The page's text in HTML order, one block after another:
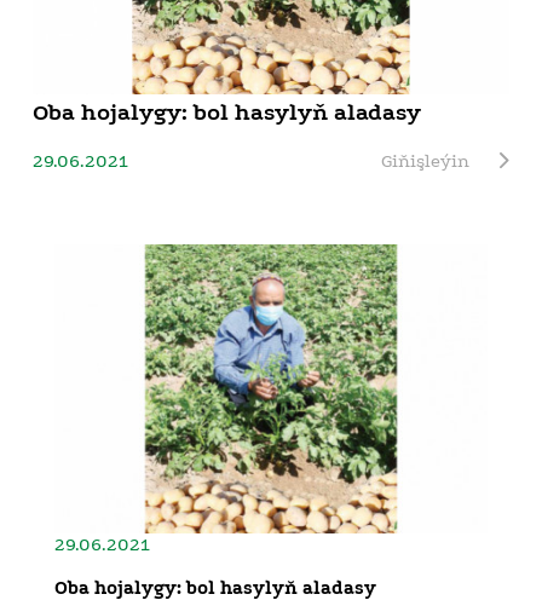
Oba hojalygy: bol hasylyň aladasy
29.06.2021 Giňişleýin
29.06.2021
Oba hojalygy: bol hasylyň aladasy